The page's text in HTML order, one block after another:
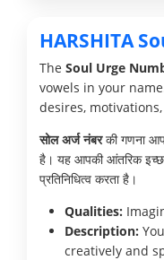
HARSHITA
The Soul Urge
vowels in your
desires,
सोल अर्ज नंबरकी गणना
है। यह आपकी आंतरिक
प्रतिनिधित्व करता है।
Qualities:
Description:
creatively and